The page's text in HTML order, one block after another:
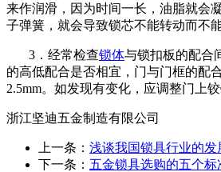
来作润滑，因为时间一长，油脂就会
子弹簧，就会导致锁芯不能转动而不能
3．经常检查锁体与锁扣板的配合
的高低配合是否相宜，门与门框的配
2.5mm。如发现有变化，应调整门上
浙江坚迪五金制造有限公司
上一条 ： 浅谈我国锁具行业的发
下一条 ： 五金锁具选购的五个标